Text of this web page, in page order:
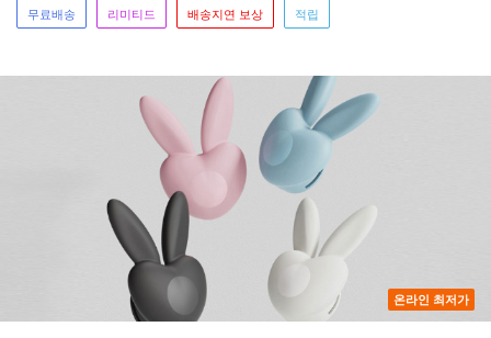
무료배송 리미티드 배송지연 보상 적립
온라인 최저가